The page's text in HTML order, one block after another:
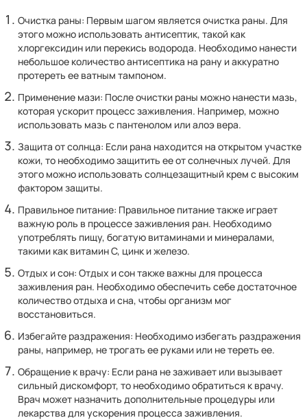
Очистка раны: Первым шагом является очистка раны. Для
этого можно использовать антисептик, такой как
хлоргексидин или перекись водорода. Необходимо нанести
небольшое количество антисептика на рану и аккуратно
протереть ее ватным тампоном.
Применение мази: После очистки раны можно нанести мазь,
которая ускорит процесс заживления. Например, можно
использовать мазь с пантенолом или алоэ вера.
Защита от солнца: Если рана находится на открытом участке
кожи, то необходимо защитить ее от солнечных лучей. Для
этого можно использовать солнцезащитный крем с высоким
фактором защиты.
Правильное питание: Правильное питание также играет
важную роль в процессе заживления ран. Необходимо
употреблять пищу, богатую витаминами и минералами,
такими как витамин C, цинк и железо.
Отдых и сон: Отдых и сон также важны для процесса
заживления ран. Необходимо обеспечить себе достаточное
количество отдыха и сна, чтобы организм мог
восстановиться.
Избегайте раздражения: Необходимо избегать раздражения
раны, например, не трогать ее руками или не тереть ее.
Обращение к врачу: Если рана не заживает или вызывает
сильный дискомфорт, то необходимо обратиться к врачу.
Врач может назначить дополнительные процедуры или
лекарства для ускорения процесса заживления.